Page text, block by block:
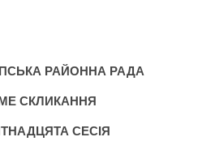
РАЙОННА РАДА
СКЛИКАННЯ
СЕСІЯ